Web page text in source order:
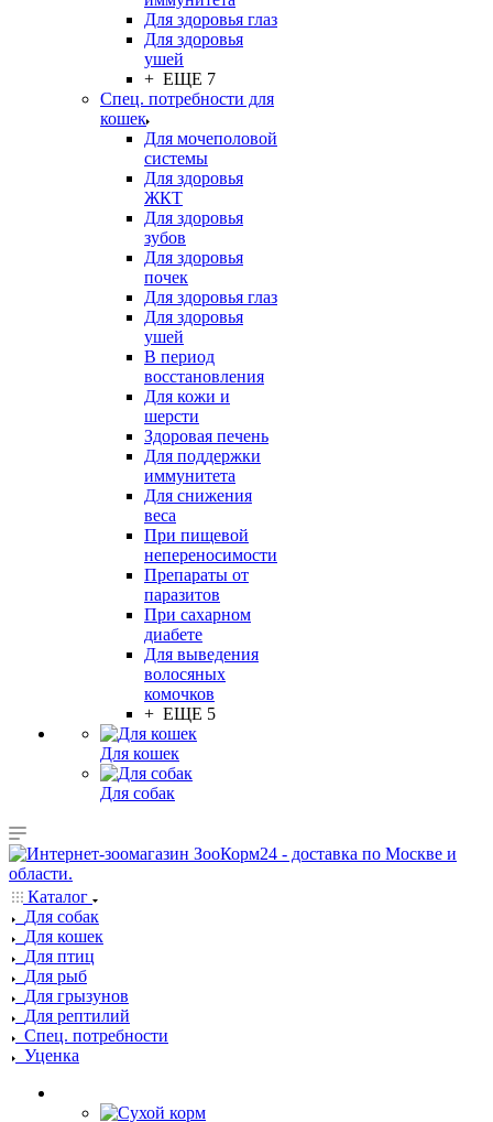
Для здоровья глаз
Для здоровья
ушей
+ ЕЩЕ 7
Спец. потребности для
кошек
Для мочеполовой
системы
Для здоровья
ЖКТ
Для здоровья
зубов
Для здоровья
почек
Для здоровья глаз
Для здоровья
ушей
В период
восстановления
Для кожи и
шерсти
Здоровая печень
Для поддержки
иммунитета
Для снижения
веса
При пищевой
непереносимости
Препараты от
паразитов
При сахарном
диабете
Для выведения
волосяных
комочков
+ ЕЩЕ 5
Для кошек
Для собак
Каталог
Для собак
Для кошек
Для птиц
Для рыб
Для грызунов
Для рептилий
Спец. потребности
Уценка